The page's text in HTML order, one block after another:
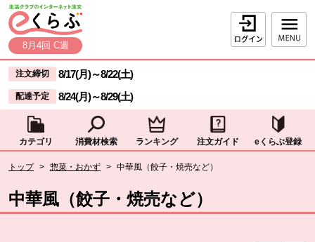
ページの先頭です。
本文へジャンプする。
8月4回 C週
ログイン
ここからサイト内共通メニューです。
サイト内共通メニューをスキップする
注文締切 8/17(月)～8/22(土)
配達予定 8/24(月)～8/29(土)
カテゴリ 消費材検索 ランキング 注文ガイド eくらぶ登録
トップ > 惣菜・おかず > 中華風（餃子・焼売など）
中華風（餃子・焼売など）